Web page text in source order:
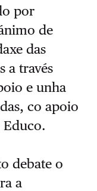
por
de
das
a través
e unha
co apoio
Educo.
debate o
a